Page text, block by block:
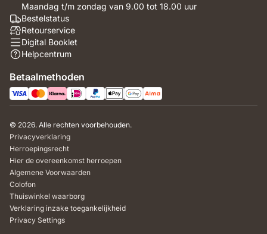
Maandag t/m zondag van 9.00 tot 18.00 uur
Bestelstatus
Retourservice
Digital Booklet
Helpcentrum
Betaalmethoden
© 2026. Alle rechten voorbehouden.
Privacyverklaring
Herroepingsrecht
Hier de overeenkomst herroepen
Algemene Voorwaarden
Colofon
Thuiswinkel waarborg
Verklaring inzake toegankelijkheid
Privacy Settings